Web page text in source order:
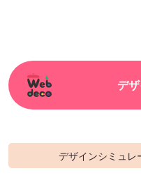
デ
デザインシミュレ